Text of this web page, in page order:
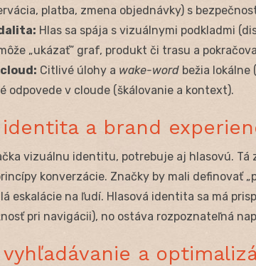
platba, zmena objednávky) s
Hlas sa spája s vizuálnymi podkladmi
„ukázať” graf, produkt či trasu a
Citlivé úlohy a wake-word bežia lokálne
odpovede v cloude (škálovanie a kontext).
identita a brand
vizuálnu identitu, potrebuje aj hlasovú. Tá
konverzácie. Značky by mali definovať
eskalácie na ľudí. Hlasová identita sa má
pri navigácii), no ostáva rozpoznateľná
a